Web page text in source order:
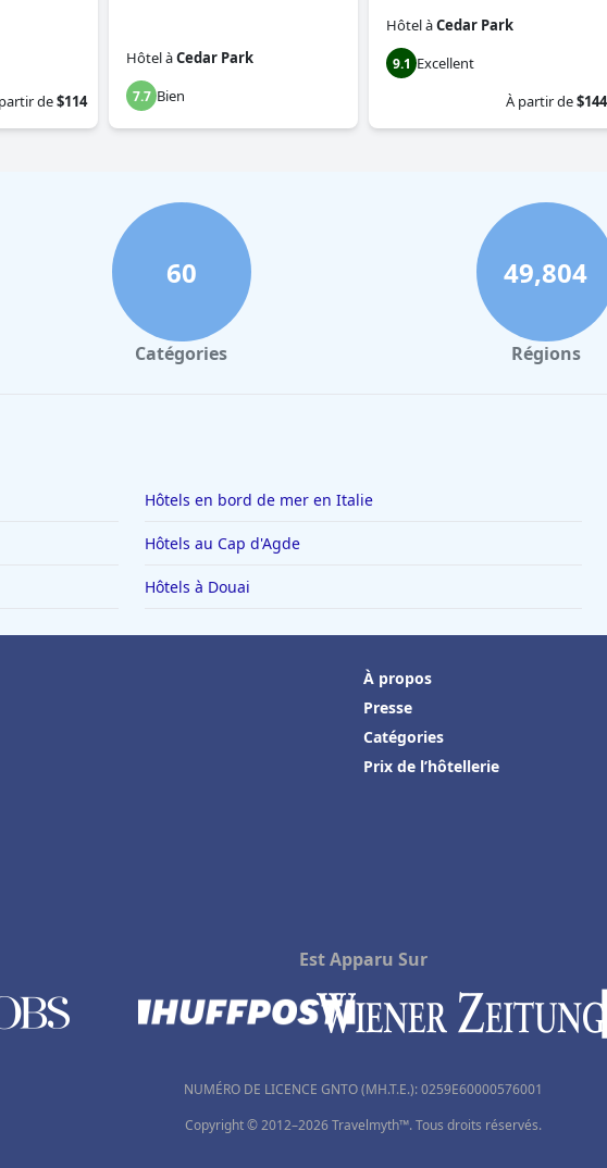
de$114
HôtelàCedar Park
7.7 Bien
HôtelàCedar Park
9.1 Excellent
À partir de$144
60
Catégories
49,804
Régions
Hôtels en bord de mer en Italie
Hôtels au Cap d'Agde
Hôtels à Douai
À propos
Presse
Catégories
Prix de l’hôtellerie
Est Apparu Sur
NUMÉRO DE LICENCE GNTO (MH.T.E.): 0259Ε60000576001
Copyright © 2012–2026 Travelmyth™. Tous droits réservés.